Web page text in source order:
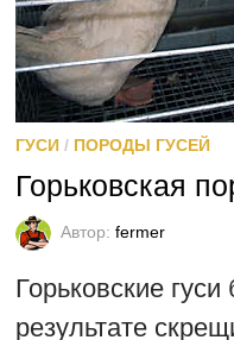
ГУСИ/ ПОРОДЫ ГУСЕЙ
Горьковская
Автор: fermer
Горьковские
результате